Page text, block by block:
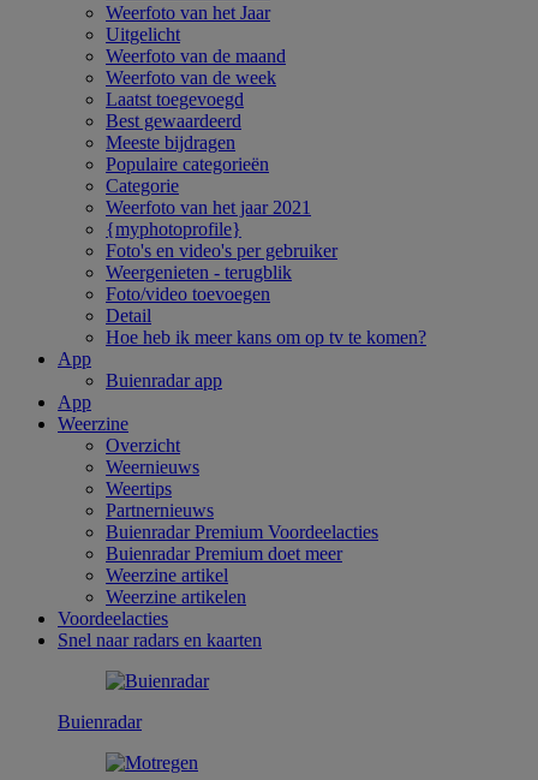
Weerfoto van het Jaar
Uitgelicht
Weerfoto van de maand
Weerfoto van de week
Laatst toegevoegd
Best gewaardeerd
Meeste bijdragen
Populaire categorieën
Categorie
Weerfoto van het jaar 2021
{myphotoprofile}
Foto's en video's per gebruiker
Weergenieten - terugblik
Foto/video toevoegen
Detail
Hoe heb ik meer kans om op tv te komen?
App
Buienradar app
App
Weerzine
Overzicht
Weernieuws
Weertips
Partnernieuws
Buienradar Premium Voordeelacties
Buienradar Premium doet meer
Weerzine artikel
Weerzine artikelen
Voordeelacties
Snel naar radars en kaarten
Buienradar